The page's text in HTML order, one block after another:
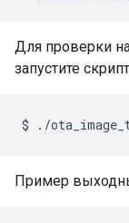
Для проверки
запустите
$ ./
Пример